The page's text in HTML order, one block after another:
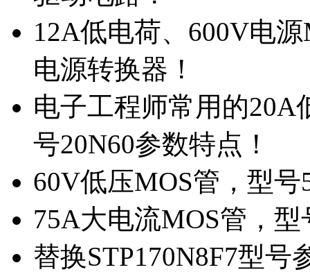
12A低电荷、600V电
电源转换器！
电子工程师常用的20A
号20N60参数特点！
60V低压MOS管，型
75A大电流MOS管，
替换STP170N8F7型